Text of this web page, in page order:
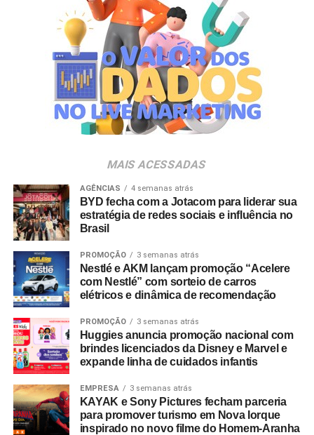
espaço Villa Atende, localizado no piso G1 do shopping.
“O SP Open é um torneio muito relevante para a cidade e
para essa região. Como estamos no evento de forma tão
profunda, nada mais justo do que proporcionar essa
experiência para alguns dos nossos clientes fiéis”,
destaca Aline Ivanov, gerente de marketing do Shopping
Villa Lobos.
comprovantes fiscais de qualquer valor. O regulamento
completo está disponível no site do empreendimento.
MAIS ACESSADAS
AGÊNCIAS 4 semanas atrás
BYD fecha com a Jotacom para liderar sua
estratégia de redes sociais e influência no
Brasil
PROMOÇÃO 3 semanas atrás
Nestlé e AKM lançam promoção “Acelere
com Nestlé” com sorteio de carros
elétricos e dinâmica de recomendação
PROMOÇÃO 3 semanas atrás
Huggies anuncia promoção nacional com
brindes licenciados da Disney e Marvel e
expande linha de cuidados infantis
EMPRESA 3 semanas atrás
KAYAK e Sony Pictures fecham parceria
para promover turismo em Nova Iorque
inspirado no novo filme do Homem-Aranha